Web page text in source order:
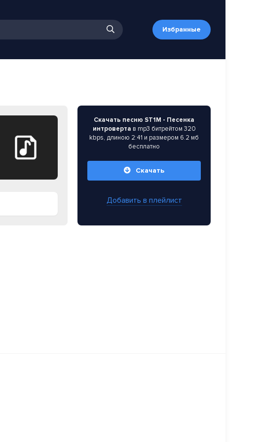
Избранные
Скачать песню ST1M - Песенка
интроверта в mp3 битрейтом 320
kbps, длиною 2:41 и размером 6.2 мб
бесплатно
Скачать
Добавить в плейлист